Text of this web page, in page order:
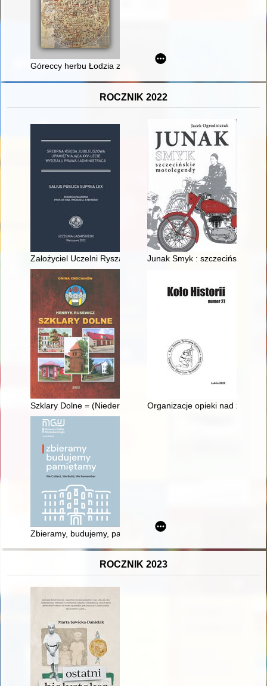
Góreccy herbu Łodzia z Miejskiej Górki w XV w. :
ROCZNIK 2022
Założyciel Uczelni Ryszard ŁazarskiJunak Smyk : szczecińskie
Szklary Dolne = (Nieder Gläsersdorf)Organizacje opieki nad
Zbieramy, budujemy, pamiętamy = We collect, we build, we
ROCZNIK 2023